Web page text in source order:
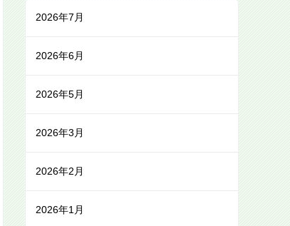
2026年7月
2026年6月
2026年5月
2026年3月
2026年2月
2026年1月